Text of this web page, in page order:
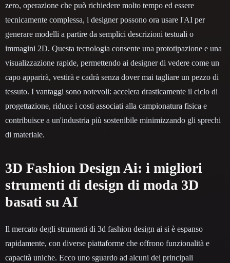
zero, operazione che può richiedere molto tempo ed essere
tecnicamente complessa, i designer possono ora usare l'AI per
generare modelli a partire da semplici descrizioni testuali o
immagini 2D. Questa tecnologia consente una prototipazione e una
visualizzazione rapide, permettendo ai designer di vedere come un
capo apparirà, vestirà e cadrà senza dover mai tagliare un pezzo di
tessuto. I vantaggi sono notevoli: accelera drasticamente il ciclo di
progettazione, riduce i costi associati alla campionatura fisica e
contribuisce a un'industria più sostenibile minimizzando gli sprechi
di materiale.
3D Fashion Design Ai: i migliori
strumenti di design di moda 3D
basati su AI
Il mercato degli strumenti di 3d fashion design ai si è espanso
rapidamente, con diverse piattaforme che offrono funzionalità e
capacità uniche. Ecco uno sguardo ad alcuni dei principali